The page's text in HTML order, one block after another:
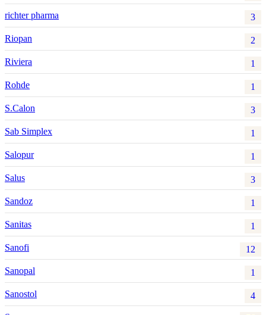
richter pharma 3
Riopan 2
Riviera 1
Rohde 1
S.Calon 3
Sab Simplex 1
Salopur 1
Salus 3
Sandoz 1
Sanitas 1
Sanofi 12
Sanopal 1
Sanostol 4